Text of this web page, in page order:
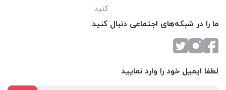
کنید
ما را در شبکه‌های اجتماعی دنبال کنید
لطفا ایمیل خود را وارد نمایید